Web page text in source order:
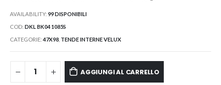
AVAILABILITY: 99 DISPONIBILI
COD: DKL BK04 1085S
CATEGORIE:47X98 TENDE INTERNE VELUX
AGGIUNGI AL CARRELLO